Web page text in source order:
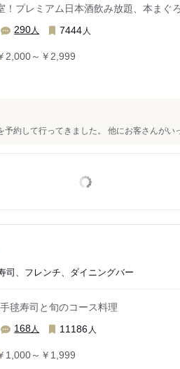
！プレミアム日本酒飲み放題、本まぐ
290人 7444 人
2,000～￥2,999
約して行ってきました。 他にお客さんがい
司、フレンチ、ダイニングバー
毬寿司と旬のコース料理
168人 11186 人
1,000～￥1,999